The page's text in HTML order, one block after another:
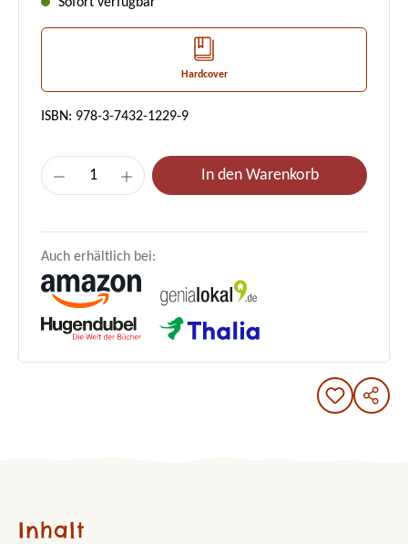
Hardcover
ISBN: 978-3-7432-1229-9
Produkt Anzahl: Gib den gewünschten
In den Warenkorb
Auch erhältlich bei:
Inhalt